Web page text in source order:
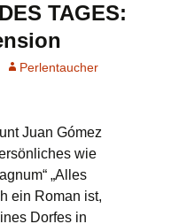
TAGES:
Perlentaucher
Juan Gómez
wie
„Alles
ein Roman ist,
Dorfes in